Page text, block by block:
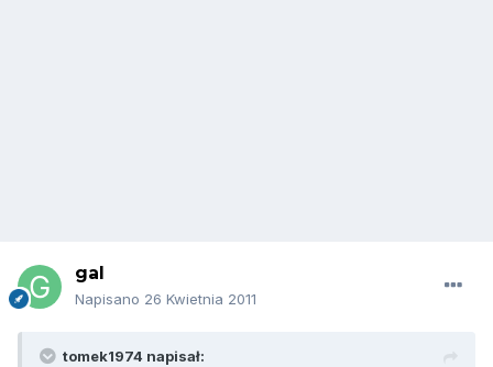
gal
Napisano 26 Kwietnia 2011
tomek1974 napisał: